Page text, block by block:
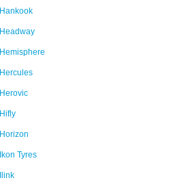
Hankook
Headway
Hemisphere
Hercules
Herovic
Hifly
Horizon
Ikon Tyres
Ilink